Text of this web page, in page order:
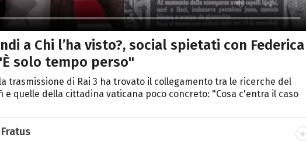
a Chi l’ha visto?, social spietati con Federica
solo tempo perso"
trasmissione di Rai 3 ha trovato il collegamento tra le ricerche del
e quelle della cittadina vaticana poco concreto: "Cosa c'entra il caso